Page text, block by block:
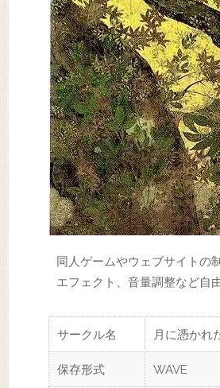
同人ゲームやウェブサイトの
エフェクト、音量調整など自
サークル名 月に憑かれ
保存形式 WAVE